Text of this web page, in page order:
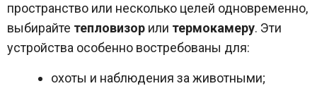
пространство или несколько целей одновременно,
выбирайте тепловизор или термокамеру. Эти
устройства особенно востребованы для:
охоты и наблюдения за животными;